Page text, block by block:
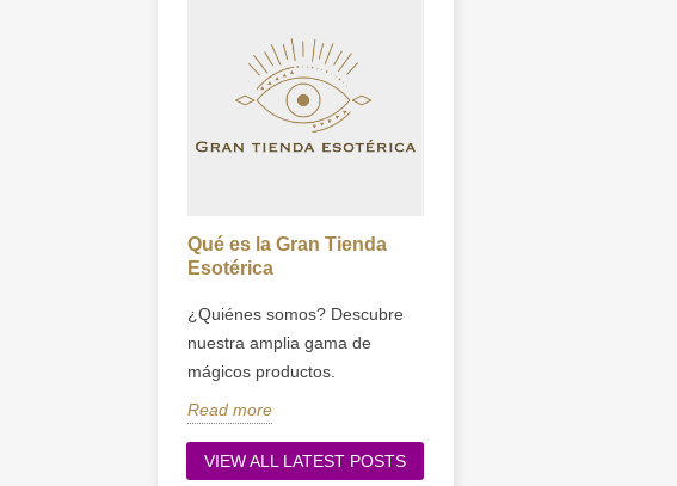
Qué es la Gran Tienda
Esotérica
¿Quiénes somos? Descubre
nuestra amplia gama de
mágicos productos.
Read more
VIEW ALL LATEST POSTS